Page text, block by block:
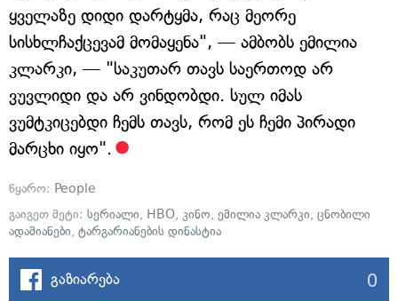
ყველაზე დიდი დარტყმა, რაც მეორე
სისხლჩაქცევამ მომაყენა", — ამბობს ემილია
კლარკი, — "საკუთარ თავს საერთოდ არ
ვუვლიდი და არ ვინდობდი. სულ იმას
ვუმტკიცებდი ჩემს თავს, რომ ეს ჩემი პირადი
მარცხი იყო".
წყარო: People
გაიგეთ მეტი: სერიალი, HBO, კინო, ემილია კლარკი, ცნობილი
ადამიანები, ტარგარიანების დინასტია
გაზიარება 0